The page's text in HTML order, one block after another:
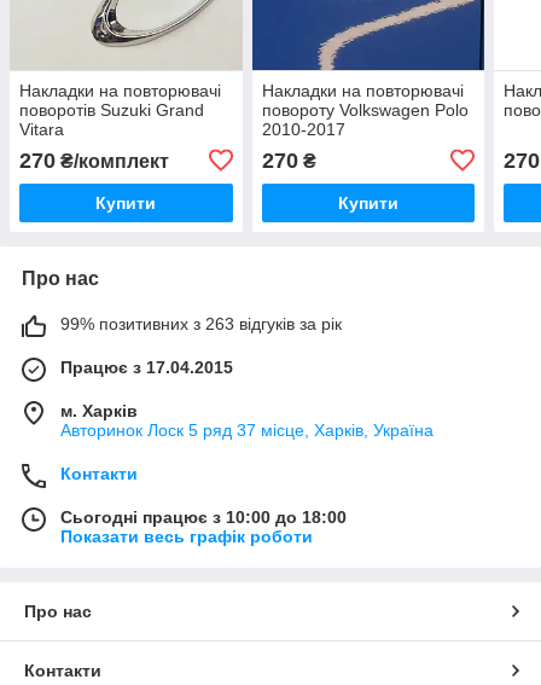
Накладки на повторювачі
поворотів Suzuki Grand
Vitara
270 ₴/комплект
Купити
Накладки на повторювачі
повороту Volkswagen Polo
2010-2017
270₴
Купити
270
Про нас
99% позитивних з 263 відгуків за рік
Працює з 17.04.2015
м. Харків
Авторинок Лоск 5 ряд 37 місце, Харків, Україна
Контакти
Сьогодні працює з 10:00 до 18:00
Показати весь графік роботи
Про нас
Контакти